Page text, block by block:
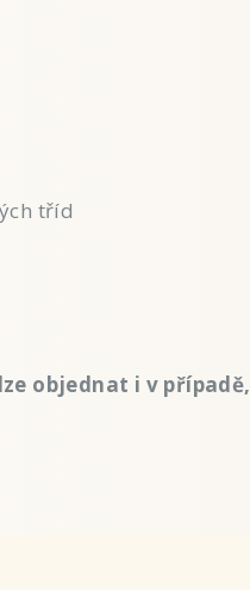
tříd
objednat i v případě,